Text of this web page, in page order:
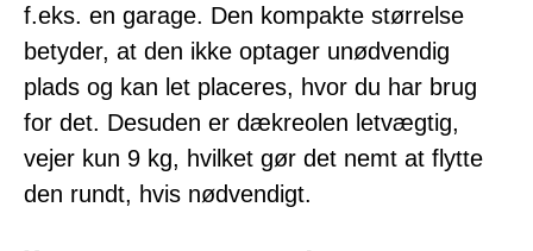
f.eks. en garage. Den kompakte størrelse
betyder, at den ikke optager unødvendig
plads og kan let placeres, hvor du har brug
for det. Desuden er dækreolen letvægtig,
vejer kun 9 kg, hvilket gør det nemt at flytte
den rundt, hvis nødvendigt.